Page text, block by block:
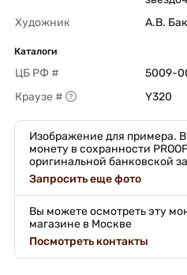
Художник
А.В.
Каталоги
ЦБ РФ #
5009-
Краузе #
Y320
Изображение для примера.
монету в сохранности
оригинальной банковской
Запросить еще фото
Вы можете осмотреть эту
магазине в Москве
Посмотреть контакты